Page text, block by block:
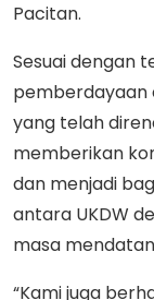
Pacitan.
Sesuai dengan
yang telah
memberikan
dan menjadi
antara UKDW
masa
“Kami juga